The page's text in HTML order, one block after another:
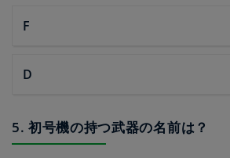
F
D
5. 初号機の持つ武器の名前は？